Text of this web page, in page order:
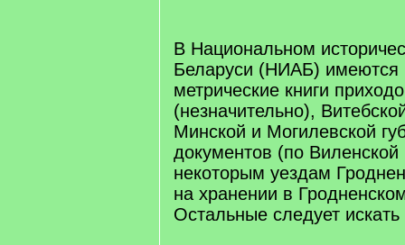
В Национальном
Беларуси (НИАБ) имеются
метрические книги
(незначительно),
Минской и Могилевской
документов (по Виленской
некоторым уездам
на хранении в
Остальные следует